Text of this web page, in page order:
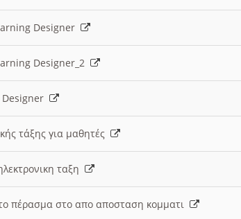
Designer
Designer_2
Designer
τάξης για μαθητές
ταξη
το πέρασμα στο απο αποσταση κομματι